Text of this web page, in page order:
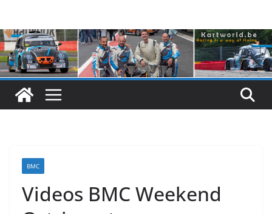
content
BMC
Videos BMC Weekend